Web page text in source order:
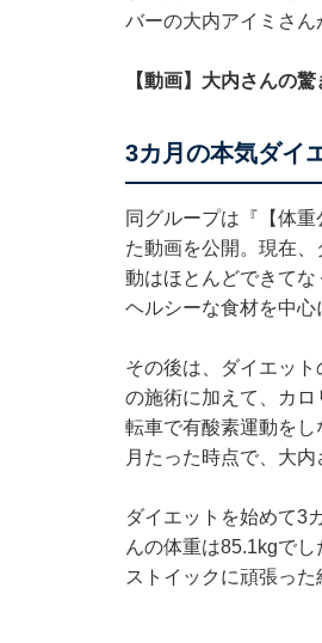
バーの大内アイミさん
【動画】大内さんの
3カ月の本気ダイ
同グループは『【体
た動画を公開。現在
動はほとんどできて
ヘルシーな食材を中心
その後は、ダイエッ
の施術に加えて、カ
転車で有酸素運動を
月たった時点で、大
ダイエットを始めて3
んの体重は85.1kgで
ストイックに頑張っ